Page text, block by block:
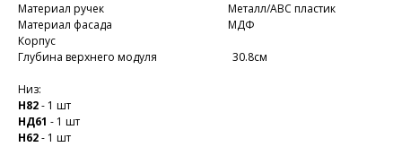
Материал ручек Металл/ABC пластик
Материал фасада МДФ
Корпус
Глубина верхнего модуля 30.8см
Низ:
Н82- 1 шт
НД61 - 1 шт
Н62- 1 шт